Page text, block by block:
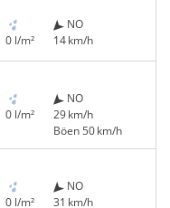
0 l/m²
NO
14 km/h
0 l/m²
NO
29 km/h
Böen 50 km/h
0 l/m²
NO
31 km/h